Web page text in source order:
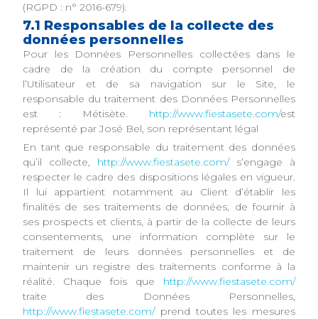
(RGPD : n° 2016-679).
7.1 Responsables de la collecte des
données personnelles
Pour les Données Personnelles collectées dans le
cadre de la création du compte personnel de
l’Utilisateur et de sa navigation sur le Site, le
responsable du traitement des Données Personnelles
est : Métisète. http://www.fiestasete.com/est
représenté par José Bel, son représentant légal
En tant que responsable du traitement des données
qu’il collecte, http://www.fiestasete.com/s’engage à
respecter le cadre des dispositions légales en vigueur.
Il lui appartient notamment au Client d’établir les
finalités de ses traitements de données, de fournir à
ses prospects et clients, à partir de la collecte de leurs
consentements, une information complète sur le
traitement de leurs données personnelles et de
maintenir un registre des traitements conforme à la
réalité. Chaque fois que http://www.fiestasete.com/
traite des Données Personnelles,
http://www.fiestasete.com/prend toutes les mesures